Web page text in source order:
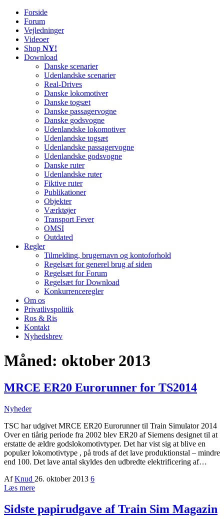
Railworks Danmark
Det danske site om Train Simulator Classic
Forside
Forum
Vejledninger
Videoer
Shop NY!
Download
Danske scenarier
Udenlandske scenarier
Real-Drives
Danske lokomotiver
Danske togsæt
Danske passagervogne
Danske godsvogne
Udenlandske lokomotiver
Udenlandske togsæt
Udenlandske passagervogne
Udenlandske godsvogne
Danske ruter
Udenlandske ruter
Fiktive ruter
Publikationer
Objekter
Værktøjer
Transport Fever
OMSI
Outdated
Regler
Tilmelding, brugernavn og kontoforhold
Regelsæt for generel brug af siden
Regelsæt for Forum
Regelsæt for Download
Konkurrenceregler
Om os
Privatlivspolitik
Ros & Ris
Kontakt
Nyhedsbrev
Måned: oktober 2013
MRCE ER20 Eurorunner for TS2014
Nyheder
TSC har udgivet MRCE ER20 Eurorunner til Train Simulator 2014
Over en tiårig periode fra 2002 blev ER20 af Siemens designet til at
erstatte de ældre godslokomotivtyper. Det har vist sig at blive en
populær lokomotivtype , på trods af det lave produktionstal – mindre
end 100. Det lave antal skyldes den udbredte elektrificering af…
Af Knud 26. oktober 2013 6
Læs mere
Sidste papirudgave af Train Sim Magazin